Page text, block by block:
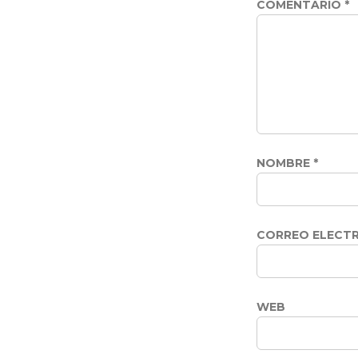
COMENTARIO *
NOMBRE *
CORREO
WEB